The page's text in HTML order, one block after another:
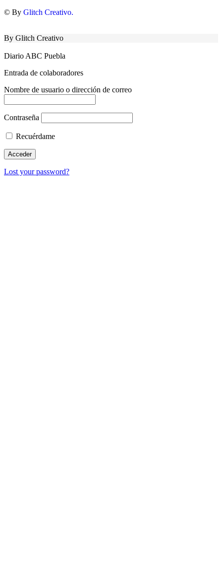
© By Glitch Creativo.
By Glitch Creativo
Diario ABC Puebla
Entrada de colaboradores
Nombre de usuario o dirección de correo
Contraseña
Recuérdame
Lost your password?